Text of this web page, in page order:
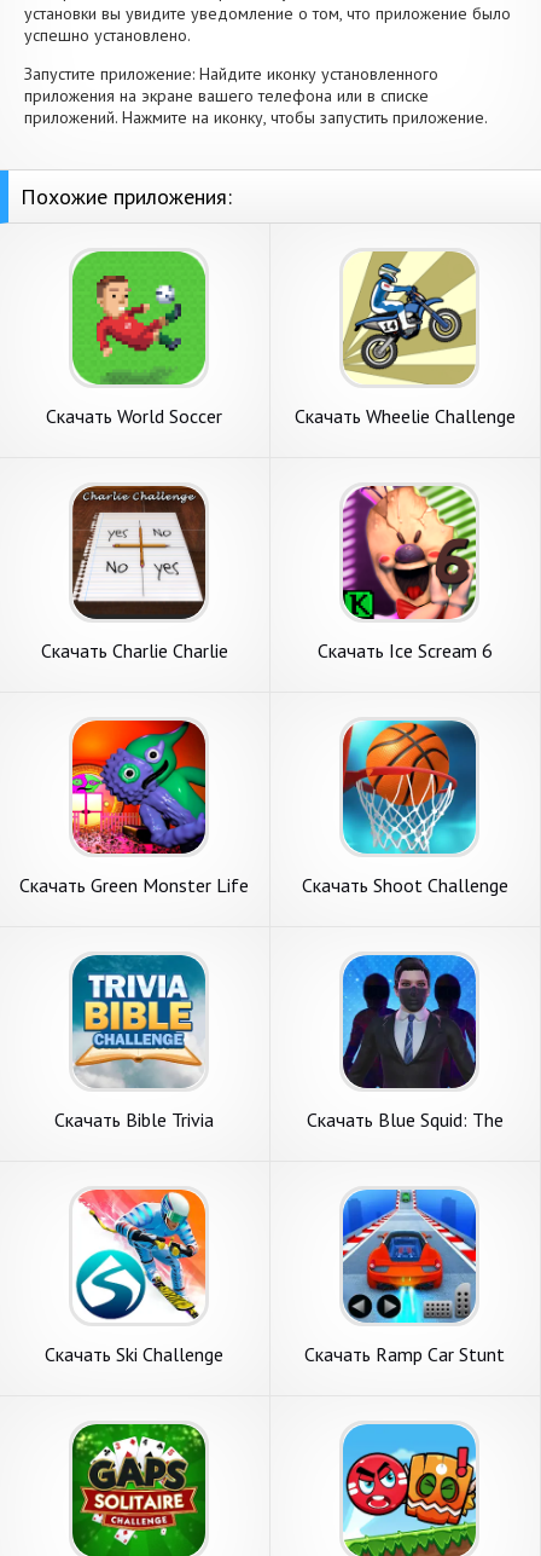
установки вы увидите уведомление о том, что приложение было
успешно установлено.
Запустите приложение: Найдите иконку установленного
приложения на экране вашего телефона или в списке
приложений. Нажмите на иконку, чтобы запустить приложение.
Похожие приложения:
Скачать World Soccer
Скачать Wheelie Challenge
Скачать Charlie Charlie
на Андроид
Скачать Ice Scream 6
Андроид
Скачать Green Monster Life
Скачать Shoot Challenge
Андроид
Скачать Bible Trivia
Скачать Blue Squid: The
Андроид
Скачать Ski Challenge
Скачать Ramp Car Stunt
Андроид